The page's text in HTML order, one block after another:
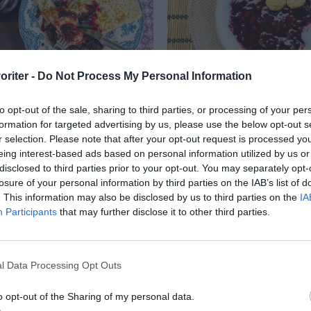
- Do Not Process My Personal Information
opt-out of the sale, sharing to third parties, or processing of your
for targeted advertising by us, please use the below opt-out
selection. Please note that after your opt-out request is processed
interest-based ads based on personal information utilized by us
to third parties prior to your opt-out. You may separately
of your personal information by third parties on the IAB’s list of
This information may also be disclosed by us to third parties on the
Participants that may further disclose it to other third parties.
Data Processing Opt Outs
opt-out of the Sharing of my personal data.
med björnbär
med björnbär är mycket
jättegod sylt med
och smakrika...
Björnbärskräm
Laga god klassisk
på färska eller frysta
Serveringsförslag Gott
mjölk...
RECEPT